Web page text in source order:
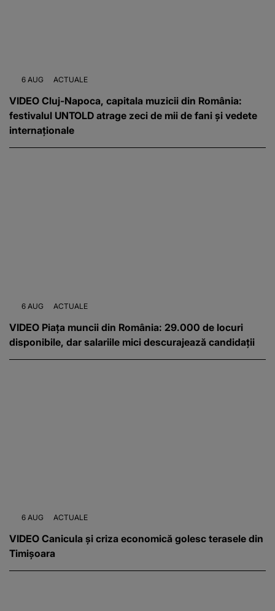
6 AUG ACTUALE
VIDEO Cluj-Napoca, capitala muzicii din România:
festivalul UNTOLD atrage zeci de mii de fani și vedete
internaționale
6 AUG ACTUALE
VIDEO Piața muncii din România: 29.000 de locuri
disponibile, dar salariile mici descurajează candidații
6 AUG ACTUALE
VIDEO Canicula și criza economică golesc terasele din
Timișoara